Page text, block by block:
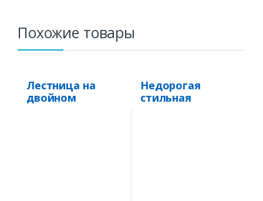
Похожие товары
Лестница на
двойном
Недорогая
стильная